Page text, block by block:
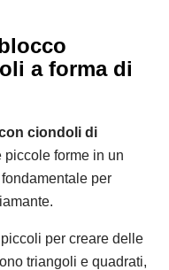
a forma di
ciondoli di
forme in un
per
per creare delle
triangoli e quadrati,